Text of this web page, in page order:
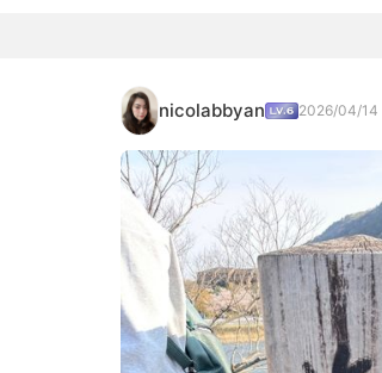
nicolabbyan 2026/04/14